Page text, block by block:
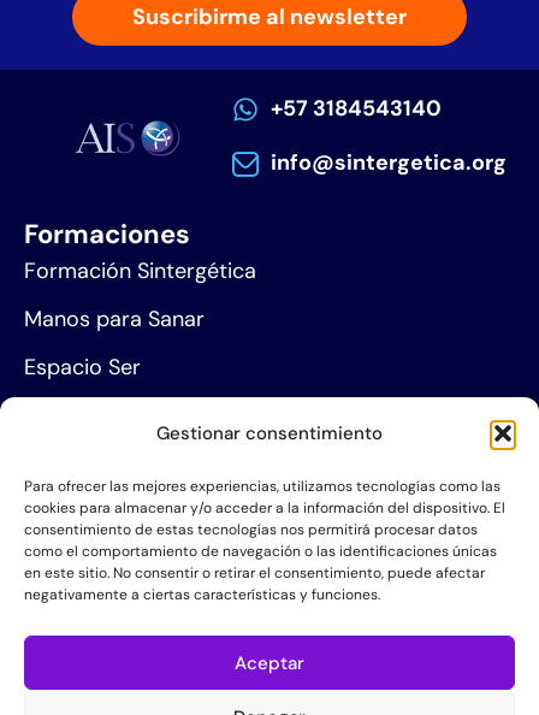
Gestionar consentimiento
Para ofrecer las mejores experiencias, utilizamos tecnologías como las
cookies para almacenar y/o acceder a la información del dispositivo. El
consentimiento de estas tecnologías nos permitirá procesar datos
como el comportamiento de navegación o las identificaciones únicas
en este sitio. No consentir o retirar el consentimiento, puede afectar
negativamente a ciertas características y funciones.
Aceptar
Suscribirme al newsletter
+57 3184543140
info@sintergetica.org
Formaciones
Formación Sintergética
Manos para Sanar
Espacio Ser
Proyección social
Hazte socio
Grupos de Servicio